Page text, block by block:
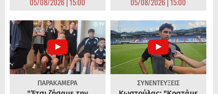
ΠΑΡΑΚΑΜΕΡΑ ΣΥΝΕΝΤΕΥΞΕΙΣ